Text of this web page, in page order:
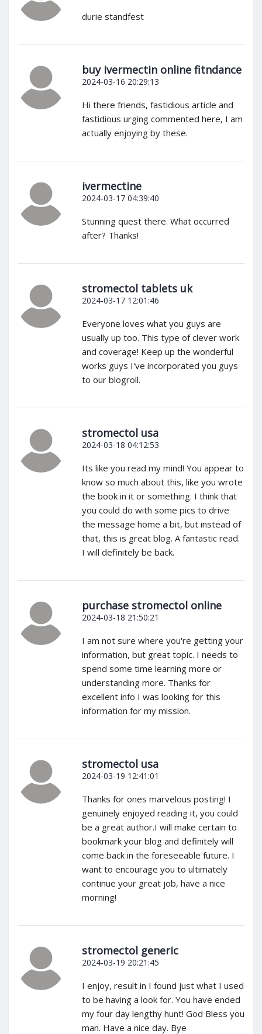
durie standfest
buy ivermectin online fitndance
2024-03-16 20:29:13
Hi there friends, fastidious article and
fastidious urging commented here, I am
actually enjoying by these.
ivermectine
2024-03-17 04:39:40
Stunning quest there. What occurred
after? Thanks!
stromectol tablets uk
2024-03-17 12:01:46
Everyone loves what you guys are
usually up too. This type of clever work
and coverage! Keep up the wonderful
works guys I've incorporated you guys
to our blogroll.
stromectol usa
2024-03-18 04:12:53
Its like you read my mind! You appear to
know so much about this, like you wrote
the book in it or something. I think that
you could do with some pics to drive
the message home a bit, but instead of
that, this is great blog. A fantastic read.
I will definitely be back.
purchase stromectol online
2024-03-18 21:50:21
I am not sure where you're getting your
information, but great topic. I needs to
spend some time learning more or
understanding more. Thanks for
excellent info I was looking for this
information for my mission.
stromectol usa
2024-03-19 12:41:01
Thanks for ones marvelous posting! I
genuinely enjoyed reading it, you could
be a great author.I will make certain to
bookmark your blog and definitely will
come back in the foreseeable future. I
want to encourage you to ultimately
continue your great job, have a nice
morning!
stromectol generic
2024-03-19 20:21:45
I enjoy, result in I found just what I used
to be having a look for. You have ended
my four day lengthy hunt! God Bless you
man. Have a nice day. Bye